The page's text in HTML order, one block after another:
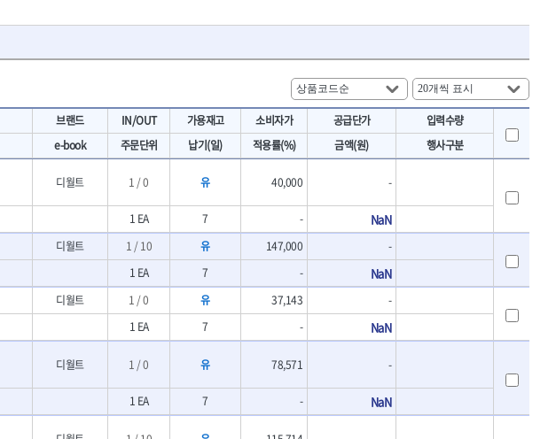
- 삼각도
- 곡삼각도
- 조각도세트
- D형조각도
- 카빙나이프
- 나이프
- 목공용끌
- 목공용끌세트
- 버니셔
- 조각칼
- 끌세트
- 대패날
- 테파게이지
- 기타 측정도구
토크렌치
- 토크렌치바디
- 토크렌치
- 디지탈토크렌치
- 토크렌치라쳇헤드
- 토크렌치스패너헤드
- 토크렌치링헤드
- 토크아답타
- 크로우풋
- 토크테스터기
- 비디오스코프
- 토크드라이버핸들
- 토크드라이버세트
- 토크드라이버블레이드
- 다이얼토크렌치
- 토크멀티플라이어
DEWIT
DH신바람
IR
IRWIN
Katimax
KAWASA
KNIPEX
KOKEN
LENOX(사입)
LENOX(수입)
LONCIN
MACHAN
MCC
MEGA
Norton
OLSON
ROBERTSORBY
ROTARY LIFT
S.Djarv Hantverk AB
SHINANO
SHOPVAC
SOURCE
SPARTAN
TEFENPLAST
TENGU
THETA-랜턴
THETA-망치
브랜드 IN/OUT 가용재고 소비자가 공급단가
입력수량
e-book 주문단위 납기(일) 적용률(%) 금액(원) 행사구분
디월트 1 / 0 유 40,000 -
1 EA 7 - NaN
디월트 1 / 10 유 147,000
-
1 EA 7 - NaN
디월트 1 / 0 유 37,143
-
1 EA 7 - NaN
디월트 1 / 0 유 78,571 -
1 EA 7 - NaN